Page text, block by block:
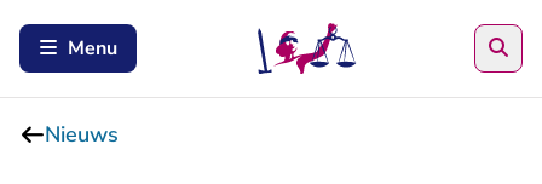
Menu
Nieuws